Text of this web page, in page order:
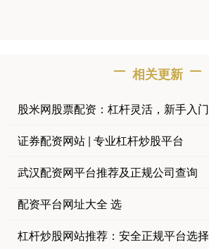
相关更新
股米网股票配资：杠杆灵活，新手入
证券配资网站 | 专业杠杆炒股平台
武汉配资网平台推荐及正规公司查询
配资平台网址大全 选
杠杆炒股网站推荐：安全正规平台选